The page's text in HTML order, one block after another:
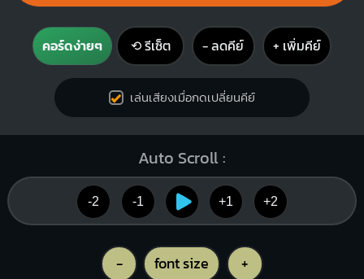
คอร์ดง่ายๆ ⟲ รีเซ็ต − ลดคีย์ + เพิ่มคีย์
เล่นเสียงเมื่อกดเปลี่ยนคีย์
Auto Scroll :
-2 -1 +1 +2
- font size +